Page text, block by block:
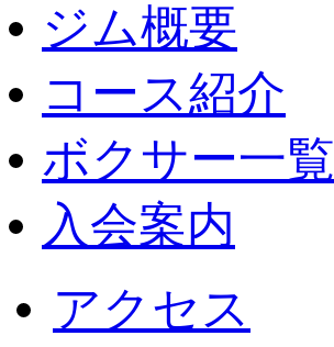
ジム概要
コース紹介
ボクサー一覧
入会案内
アクセス